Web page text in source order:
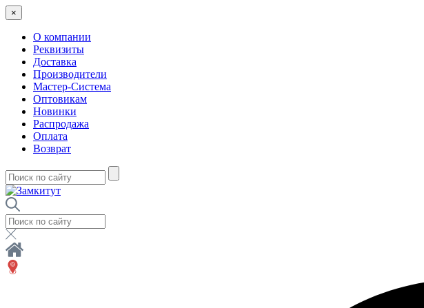
×
О компании
Реквизиты
Доставка
Производители
Мастер-Система
Оптовикам
Новинки
Распродажа
Оплата
Возврат